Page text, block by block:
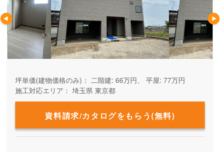
坪単価(建物価格のみ)： 二階建: 66万円、 平屋: 77万円
施工対応エリア： 埼玉県 東京都
資料請求/カタログをもらう(無料)